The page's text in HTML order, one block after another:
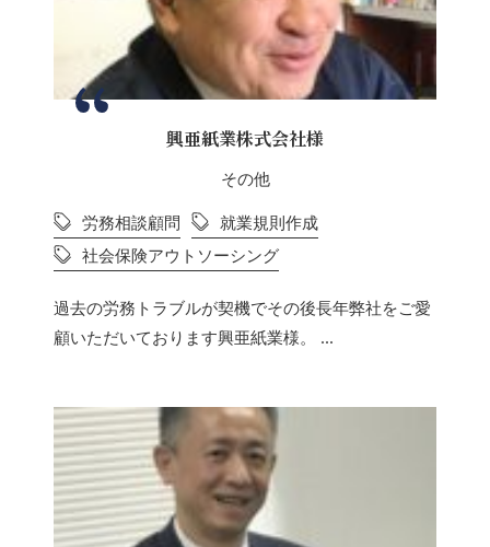
興亜紙業株式会社様
その他
労務相談顧問
就業規則作成
社会保険アウトソーシング
過去の労務トラブルが契機でその後長年弊社をご愛
顧いただいております興亜紙業様。 ...